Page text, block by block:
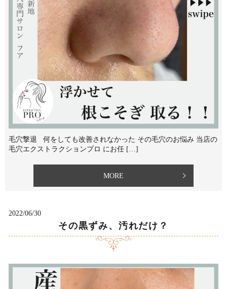
毛穴撃退 何をしても改善されなかった その毛穴のお悩み 当店の
毛穴エクストラクションプロ にお任 […]
MORE
2022/06/30
その黒ずみ、汚れだけ？